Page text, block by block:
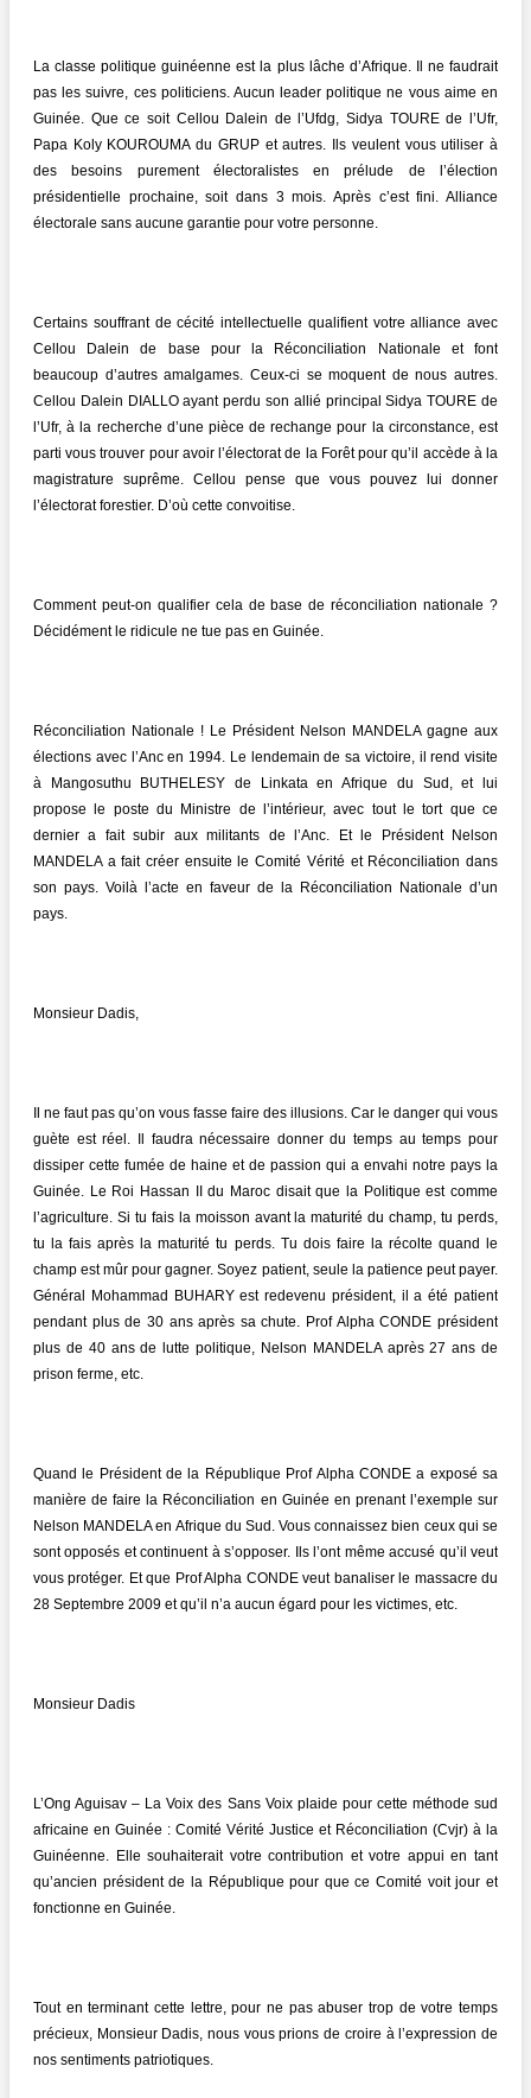
La classe politique guinéenne est la plus lâche d’Afrique. Il ne faudrait
pas les suivre, ces politiciens. Aucun leader politique ne vous aime en
Guinée. Que ce soit Cellou Dalein de l’Ufdg, Sidya TOURE de l’Ufr,
Papa Koly KOUROUMA du GRUP et autres. Ils veulent vous utiliser à
des besoins purement électoralistes en prélude de l’élection
présidentielle prochaine, soit dans 3 mois. Après c’est fini. Alliance
électorale sans aucune garantie pour votre personne.
Certains souffrant de cécité intellectuelle qualifient votre alliance avec
Cellou Dalein de base pour la Réconciliation Nationale et font
beaucoup d’autres amalgames. Ceux-ci se moquent de nous autres.
Cellou Dalein DIALLO ayant perdu son allié principal Sidya TOURE de
l’Ufr, à la recherche d’une pièce de rechange pour la circonstance, est
parti vous trouver pour avoir l’électorat de la Forêt pour qu’il accède à la
magistrature suprême. Cellou pense que vous pouvez lui donner
l’électorat forestier. D’où cette convoitise.
Comment peut-on qualifier cela de base de réconciliation nationale ?
Décidément le ridicule ne tue pas en Guinée.
Réconciliation Nationale ! Le Président Nelson MANDELA gagne aux
élections avec l’Anc en 1994. Le lendemain de sa victoire, il rend visite
à Mangosuthu BUTHELESY de Linkata en Afrique du Sud, et lui
propose le poste du Ministre de l’intérieur, avec tout le tort que ce
dernier a fait subir aux militants de l’Anc. Et le Président Nelson
MANDELA a fait créer ensuite le Comité Vérité et Réconciliation dans
son pays. Voilà l’acte en faveur de la Réconciliation Nationale d’un
pays.
Monsieur Dadis,
Il ne faut pas qu’on vous fasse faire des illusions. Car le danger qui vous
guète est réel. Il faudra nécessaire donner du temps au temps pour
dissiper cette fumée de haine et de passion qui a envahi notre pays la
Guinée. Le Roi Hassan II du Maroc disait que la Politique est comme
l’agriculture. Si tu fais la moisson avant la maturité du champ, tu perds,
tu la fais après la maturité tu perds. Tu dois faire la récolte quand le
champ est mûr pour gagner. Soyez patient, seule la patience peut payer.
Général Mohammad BUHARY est redevenu président, il a été patient
pendant plus de 30 ans après sa chute. Prof Alpha CONDE président
plus de 40 ans de lutte politique, Nelson MANDELA après 27 ans de
prison ferme, etc.
Quand le Président de la République Prof Alpha CONDE a exposé sa
manière de faire la Réconciliation en Guinée en prenant l’exemple sur
Nelson MANDELA en Afrique du Sud. Vous connaissez bien ceux qui se
sont opposés et continuent à s’opposer. Ils l’ont même accusé qu’il veut
vous protéger. Et que Prof Alpha CONDE veut banaliser le massacre du
28 Septembre 2009 et qu’il n’a aucun égard pour les victimes, etc.
Monsieur Dadis
L’Ong Aguisav – La Voix des Sans Voix plaide pour cette méthode sud
africaine en Guinée : Comité Vérité Justice et Réconciliation (Cvjr) à la
Guinéenne. Elle souhaiterait votre contribution et votre appui en tant
qu’ancien président de la République pour que ce Comité voit jour et
fonctionne en Guinée.
Tout en terminant cette lettre, pour ne pas abuser trop de votre temps
précieux, Monsieur Dadis, nous vous prions de croire à l’expression de
nos sentiments patriotiques.